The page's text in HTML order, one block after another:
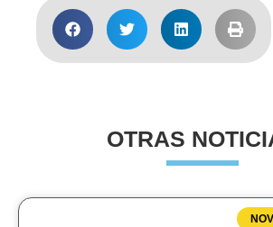
OTRAS